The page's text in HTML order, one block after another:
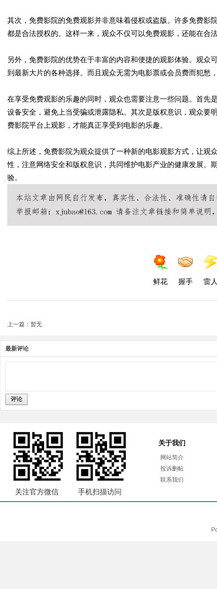
其次，免费影院的免费观影并非意味着侵权或盗版。许多免费影
都是合法授权的。这样一来，观众不仅可以免费观影，还能在合
另外，免费影院的优势在于丰富的内容和便捷的观影体验。观
到最新大片的各种选择。而且观众无需为电影票或会员费而犯愁
在享受免费观影的乐趣的同时，观众也需要注意一些问题。首先
设备安全，避免上当受骗或泄露隐私。其次是版权意识，观众要
费影院平台上观影，才能真正享受到电影的乐趣。
综上所述，免费影院为观众提供了一种新的电影观影方式，让观
性，注意网络安全和版权意识，共同维护电影产业的健康发展。
验。
鲜花 握手 雷
上一篇：暂无
最新评论
评论
关注官方微信 手机扫描访问
关于我们
网站简介
投诉删帖
联系我们